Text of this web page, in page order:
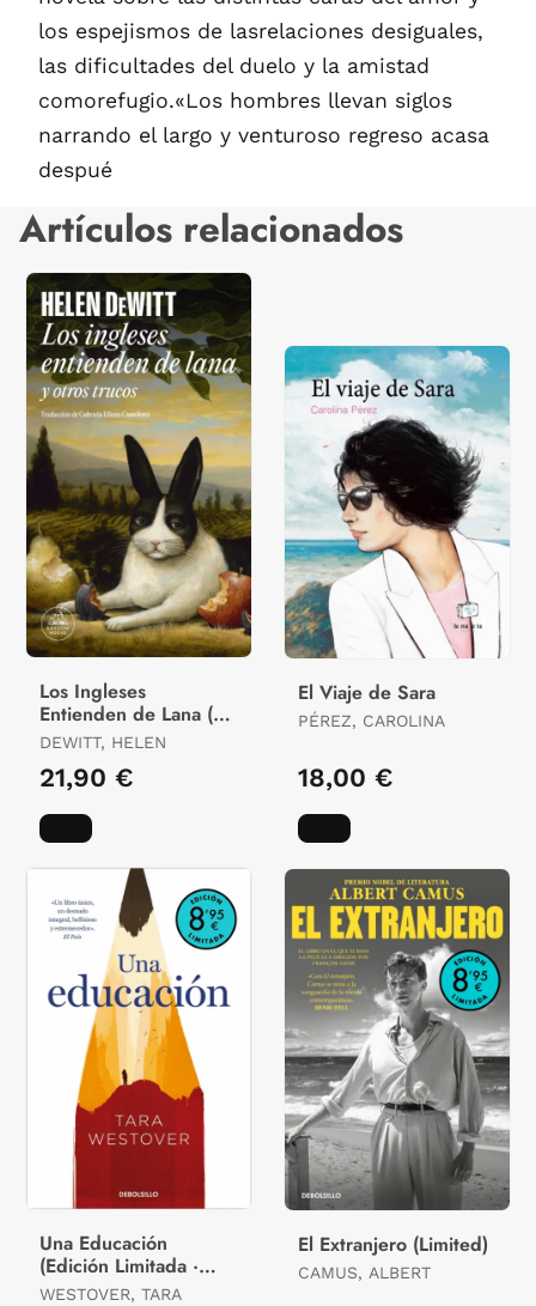
los espejismos de lasrelaciones desiguales,
las dificultades del duelo y la amistad
comorefugio.«Los hombres llevan siglos
narrando el largo y venturoso regreso acasa
despué
Artículos relacionados
Los Ingleses
Entienden de Lana (Y
Otros Trucos)
DEWITT, HELEN
21,90 €
El Viaje de Sara
PÉREZ, CAROLINA
18,00 €
Una Educación
(Edición Limitada ·
Verano)
WESTOVER, TARA
El Extranjero (Limited)
CAMUS, ALBERT